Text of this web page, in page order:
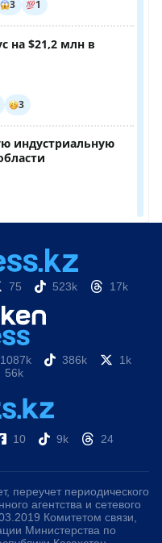
75 523k 17k
1087k 386k
1k
56k
10 9k 24
переучет периодического
агентства и сетевого
Комитетом связи,
Министерства по